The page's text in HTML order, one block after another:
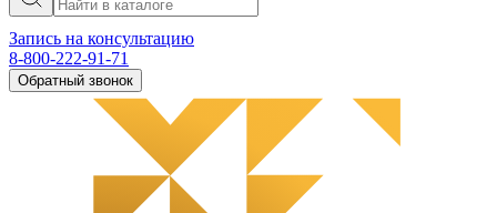
Запись на консультацию
8-800-222-91-71
Обратный звонок